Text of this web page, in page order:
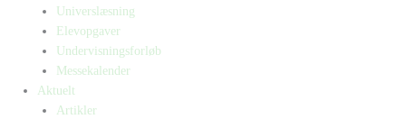
Universlæsning
Elevopgaver
Undervisningsforløb
Messekalender
Aktuelt
Artikler